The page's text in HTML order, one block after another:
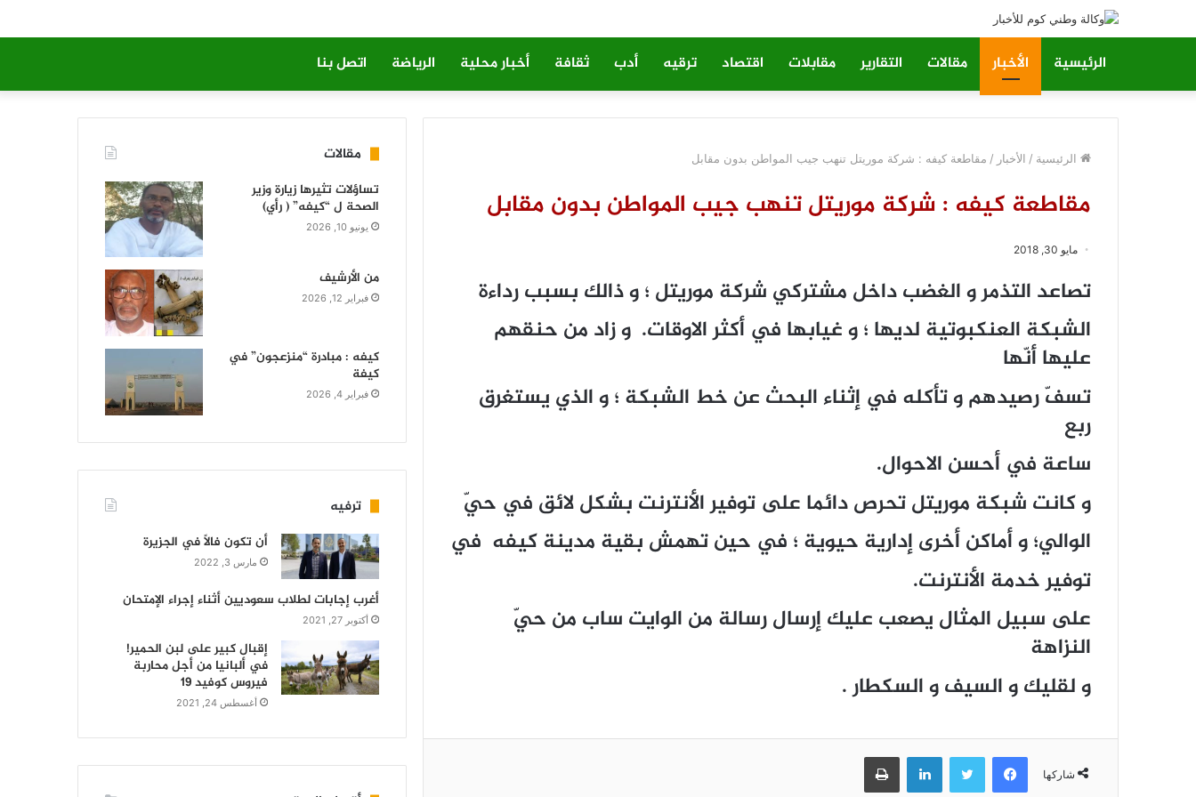
الرئيسية الأخبار مقالات التقارير مقابلات اقتصاد ترقيه أدب ثقافة أخبار محلية الرياضة اتصل بنا
الرئيسية / الأخبار / مقاطعة كيفه : شركة موريتل تنهب جيب المواطن بدون مقابل
مقاطعة كيفه : شركة موريتل تنهب جيب المواطن بدون مقابل
مايو 30, 2018
تصاعد التذمر و الغضب داخل مشتركي شركة موريتل ؛ و ذالك بسبب رداءة
الشبكة العنكبوتية لديها ؛ و غيابها في أكثر الاوقات. و زاد من حنقهم
عليها أنّها
تسفّ رصيدهم و تأكله في إثناء البحث عن خط الشبكة ؛ و الذي يستغرق
ربع
ساعة في أحسن الاحوال.
و كانت شبكة موريتل تحرص دائما على توفير الأنترنت بشكل لائق في حيّ
الوالي؛ و أماكن أخرى إدارية حيوية ؛ في حين تهمش بقية مدينة كيفه في
توفير خدمة الأنترنت.
على سبيل المثال يصعب عليك إرسال رسالة من الوايت ساب من حيّ
النزاهة
و لقليك و السيف و السكطار .
شاركها
فيسبوك تويتر لينكدإن طباعة
مقالات
تساؤلات تثيرها زيارة وزير
الصحة ل “كيفه” ( رأي)
يونيو 10, 2026
من الأرشيف
فبراير 12, 2026
كيفه : مبادرة “منزعجون” في
كيفة
فبراير 4, 2026
ترفيه
أن تكون فالاً في الجزيرة
مارس 3, 2022
أغرب إجابات لطلاب سعوديين أثناء إجراء الإمتحان
أكتوبر 27, 2021
إقبال كبير على لبن الحمير!
في ألبانيا من أجل محاربة
فيروس كوفيد 19
أغسطس 24, 2021